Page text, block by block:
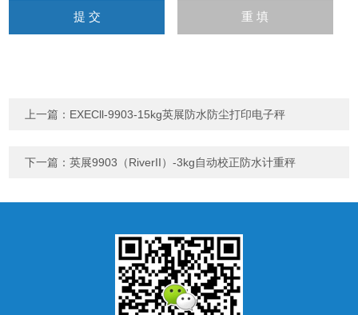
上一篇： EXECll-9903-15kg英展防水防尘打印电子秤
下一篇：英展9903（RiverII）-3kg自动校正防水计重秤